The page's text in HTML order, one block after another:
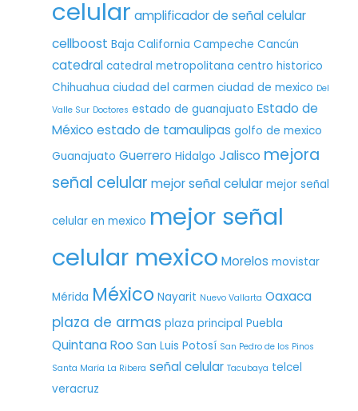
celular amplificador de señal celular
cellboost Baja California Campeche Cancún
catedral catedral metropolitana centro historico
Chihuahua ciudad del carmen ciudad de mexico Del
Valle Sur Doctores estado de guanajuato Estado de
México estado de tamaulipas golfo de mexico
Guanajuato Guerrero Hidalgo Jalisco mejora
señal celular mejor señal celular mejor señal
celular en mexico mejor señal
celular mexico Morelos movistar
Mérida México Nayarit Nuevo Vallarta Oaxaca
plaza de armas plaza principal Puebla
Quintana Roo San Luis Potosí San Pedro de los Pinos
Santa María La Ribera señal celular Tacubaya telcel
veracruz